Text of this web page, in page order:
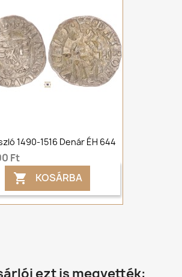
1490-1516 Denár ÉH 644
Ft
 KOSÁRBA